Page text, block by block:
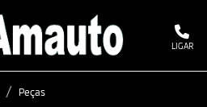
LIGAR
Peças